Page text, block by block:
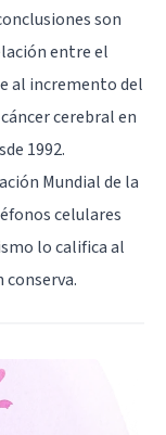
son
entre el
al incremento del
cerebral en
1992.
Mundial de la
celulares
lo califica al
conserva.